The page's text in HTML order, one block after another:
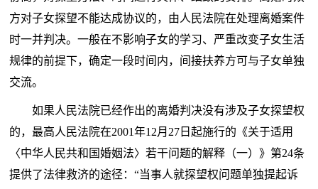
方对子女探望不能达成协议的，由人民法院在处理离婚案件
时一并判决。一般在不影响子女的学习、严重改变子女生活
规律的前提下，确定一段时间内，间接扶养方可与子女单独
交流。
如果人民法院已经作出的离婚判决没有涉及子女探望权
的，最高人民法院在2001年12月27日起施行的《关于适用
〈中华人民共和国婚姻法〉若干问题的解释（一）》第24条
提供了法律救济的途径：“当事人就探望权问题单独提起诉